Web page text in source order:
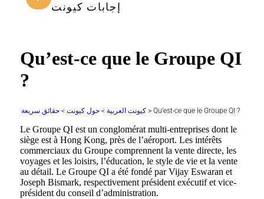
إجابات كيونت
Qu’est-ce que le Groupe QI
?
كيونت العربية >حول كيونت >حقائق سريعة > Qu’est-ce que le Groupe QI ?
Le Groupe QI est un conglomérat multi-entreprises dont le
siège est à Hong Kong, près de l’aéroport. Les intérêts
commerciaux du Groupe comprennent la vente directe, les
voyages et les loisirs, l’éducation, le style de vie et la vente
au détail. Le Groupe QI a été fondé par Vijay Eswaran et
Joseph Bismark, respectivement président exécutif et vice-
président du conseil d’administration.